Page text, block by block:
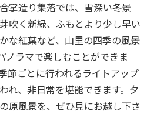
掌造り集落では、雪深い冬景
吹く新緑、ふもとより少し早い
な紅葉など、山里の四季の風景
ノラマで楽しむことができま
節ごとに行われるライトアップ
れ、非日常を堪能できます。夕
原風景を、ぜひ見にお越し下さ